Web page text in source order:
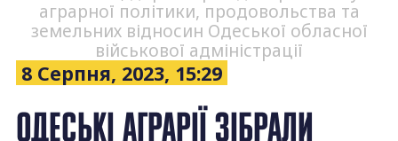
аграрної політики, продовольства та
земельних відносин Одеської обласної
військової адміністрації
8 Серпня, 2023, 15:29
ОДЕСЬКІ АГРАРІЇ ЗІБРАЛИ